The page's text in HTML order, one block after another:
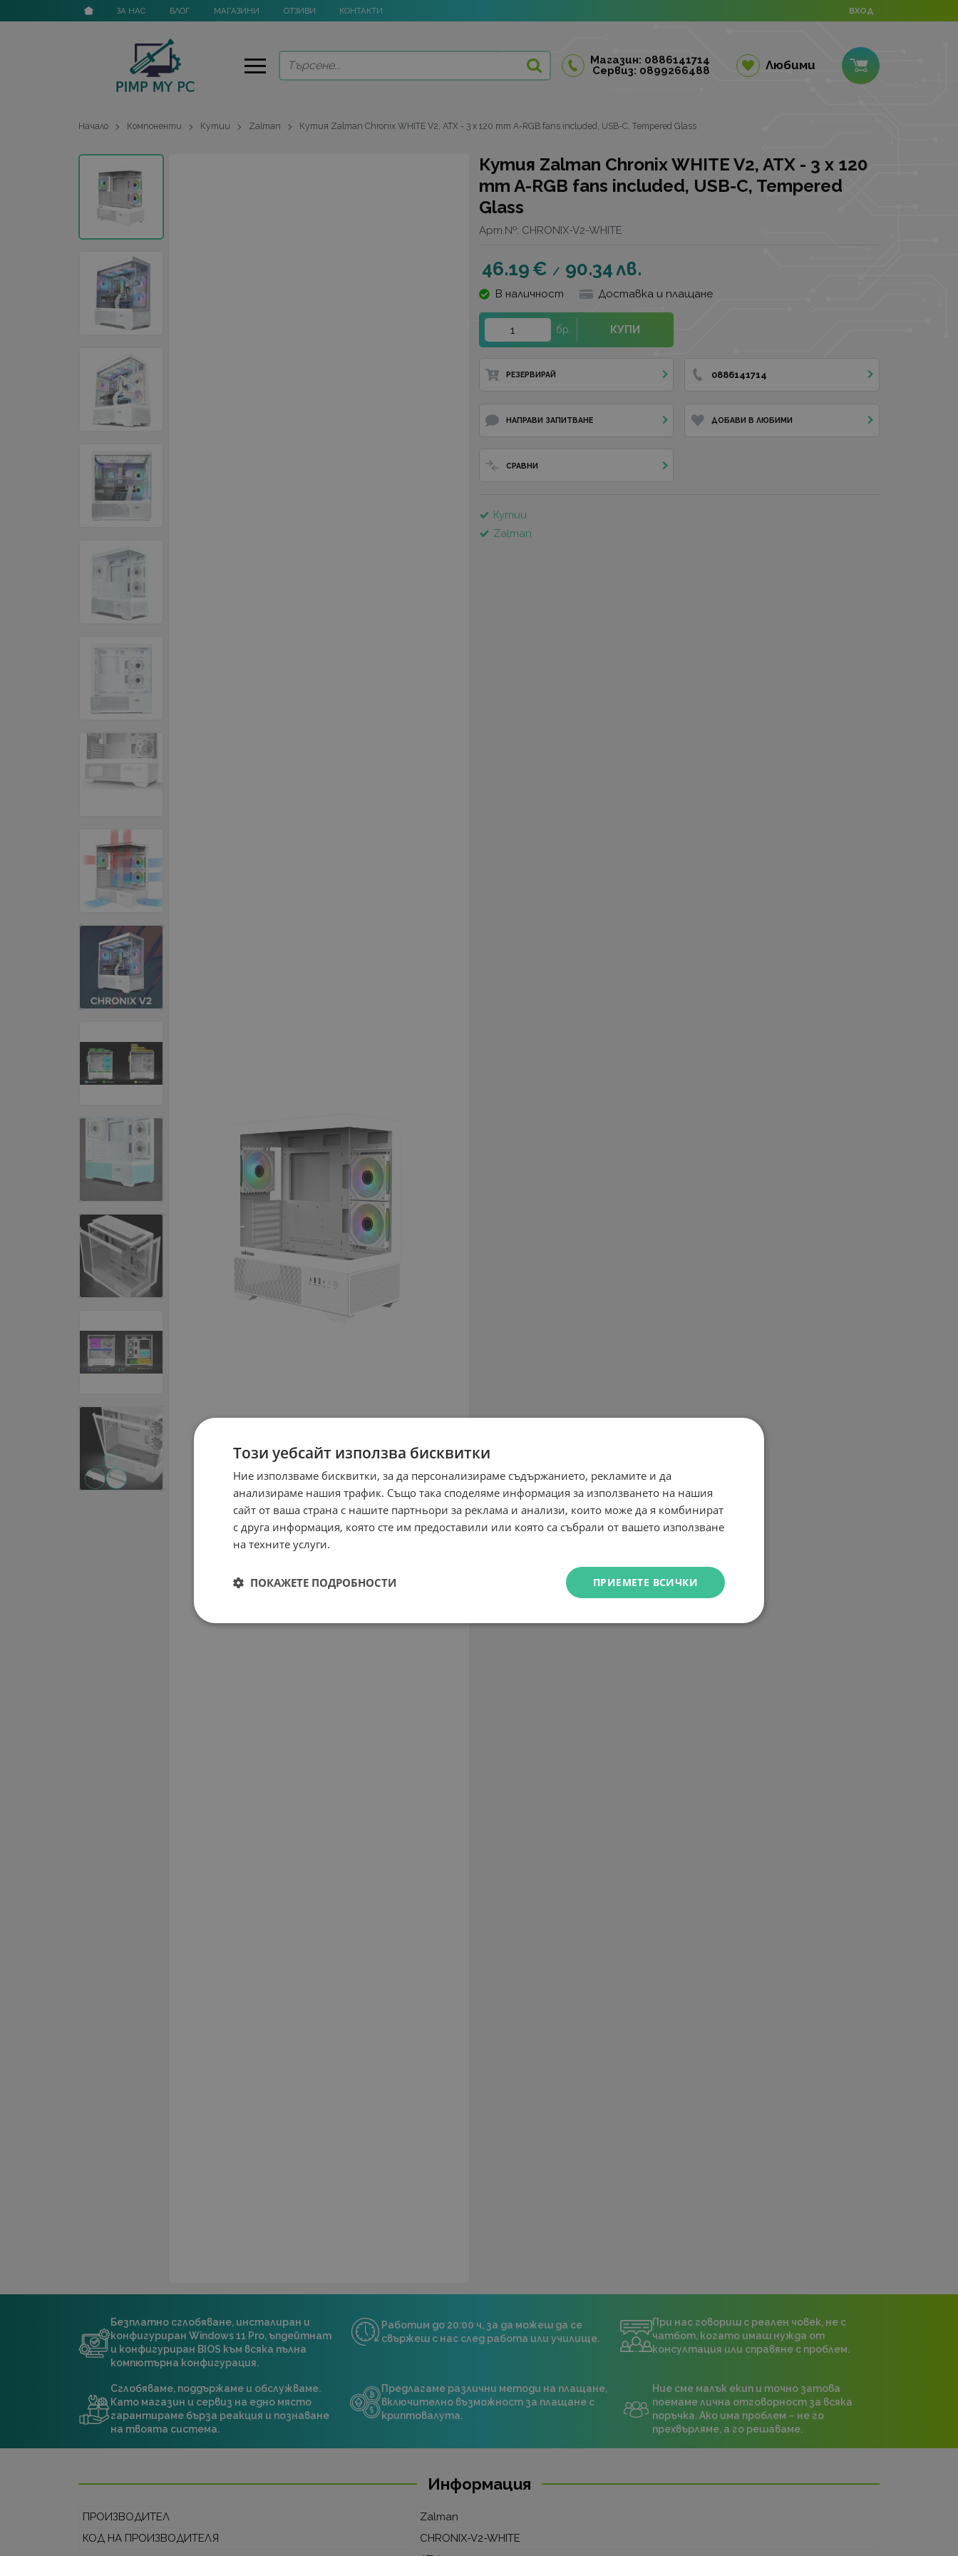
ЗА НАС БЛОГ МАГАЗИНИ ОТЗИВИ КОНТАКТИ ВХОД
Магазин: 0886141714
Сервиз: 0899266488
Любими
Начало Компоненти Кутии Zalman Кутия Zalman Chronix WHITE V2, ATX - 3 x 120 mm A-RGB fans included, USB-C, Tempered Glass
Кутия Zalman Chronix WHITE V2, ATX - 3 x 120
mm A-RGB fans included, USB-C, Tempered
Glass
Арт.№: CHRONIX-V2-WHITE
46.19€ / 90.34лв.
В наличност Доставка и плащане
бр. КУПИ
РЕЗЕРВИРАЙ 0886141714
НАПРАВИ ЗАПИТВАНЕ ДОБАВИ В ЛЮБИМИ
СРАВНИ
Кутии
Zalman
Безплатно сглобяване, инсталиран и
конфигуриран Windows 11 Pro, ъпдейтнат
и конфигуриран BIOS към всяка пълна
компютърна конфигурация.
Работим до 20:00 ч, за да можеш да се
свържеш с нас след работа или училище.
При нас говориш с реален човек, не с
чатбот, когато имаш нужда от
консултация или справяне с проблем.
Сглобяваме, поддържаме и обслужваме.
Като магазин и сервиз на едно място
гарантираме бърза реакция и познаване
на твоята система.
Предлагаме различни методи на плащане,
включително възможност за плащане с
криптовалута.
Ние сме малък екип и точно затова
поемаме лична отговорност за всяка
поръчка. Ако има проблем – не го
прехвърляме, а го решаваме.
Информация
ПРОИЗВОДИТЕЛ
Zalman
КОД НА ПРОИЗВОДИТЕЛЯ
CHRONIX-V2-WHITE
Този уебсайт използва бисквитки
Ние използваме бисквитки, за да персонализираме съдържанието, рекламите и да
анализираме нашия трафик. Също така споделяме информация за използването на нашия
сайт от ваша страна с нашите партньори за реклама и анализи, които може да я комбинират
с друга информация, която сте им предоставили или която са събрали от вашето използване
на техните услуги.
ПРИЕМЕТЕ ВСИЧКИ
ПОКАЖЕТЕ ПОДРОБНОСТИ